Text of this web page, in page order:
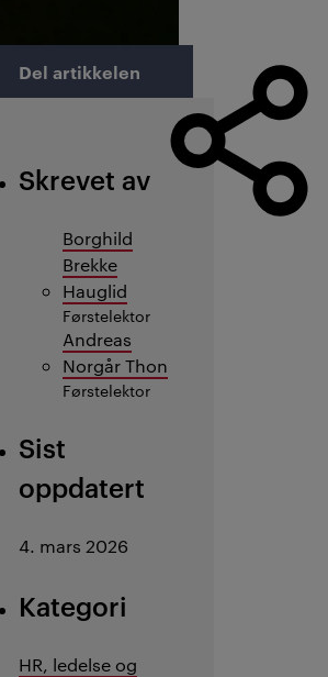
Del artikkelen
Skrevet av
Borghild
Brekke
Hauglid
Førstelektor
Andreas
Norgår Thon
Førstelektor
Sist
oppdatert
4. mars 2026
Kategori
HR, ledelse og